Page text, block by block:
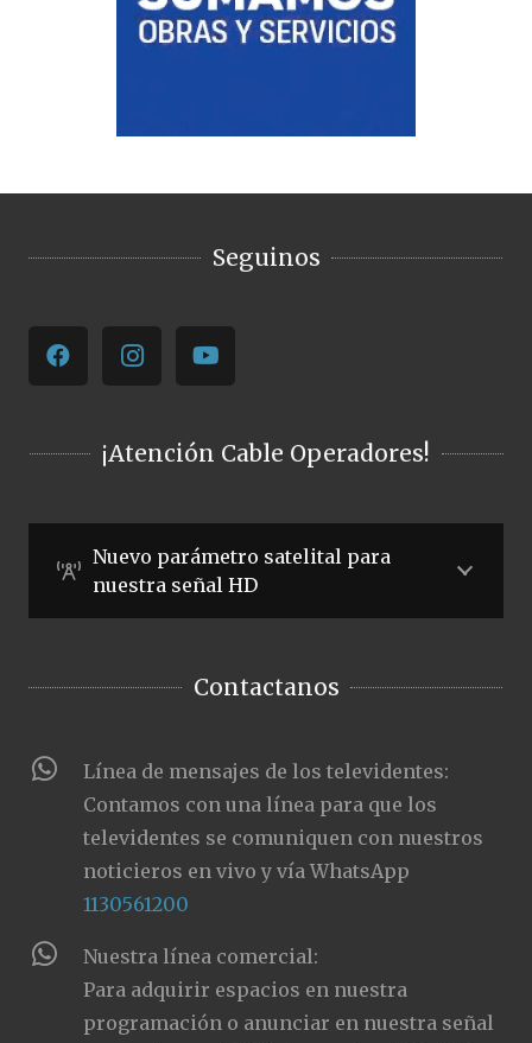
Seguinos
¡Atención Cable Operadores!
Nuevo parámetro satelital para
nuestra señal HD
Contactanos
Línea de mensajes de los televidentes:
Contamos con una línea para que los
televidentes se comuniquen con nuestros
noticieros en vivo y vía WhatsApp
1130561200
Nuestra línea comercial:
Para adquirir espacios en nuestra
programación o anunciar en nuestra señal